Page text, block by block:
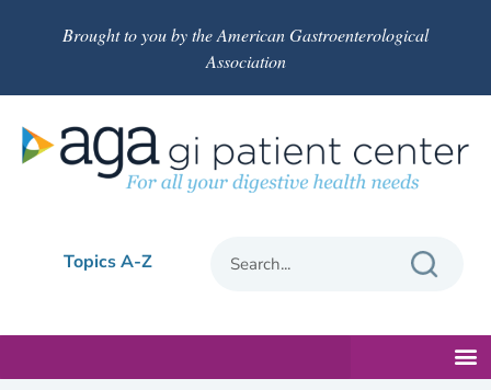
Brought to you by the American Gastroenterological
Association
Topics A-Z